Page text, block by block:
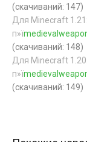
(cкачиваний: 147)
Для Minecraft 1.21:
п»ї
(cкачиваний: 148)
Для Minecraft
п»ї
(cкачиваний: 149)